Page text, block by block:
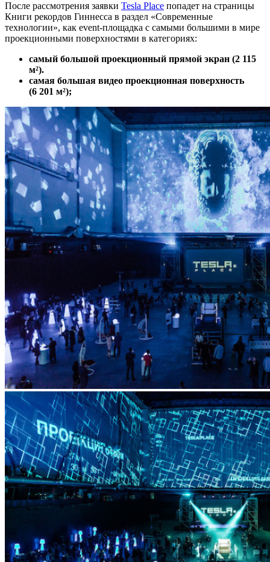
После рассмотрения заявки Tesla Place попадет на страницы
Книги рекордов Гиннесса в раздел «Современные
технологии», как event-площадка с самыми большими в мире
проекционными поверхностями в категориях:
самый большой проекционный прямой экран (2 115
м²).
самая большая видео проекционная поверхность
(6 201 м²);